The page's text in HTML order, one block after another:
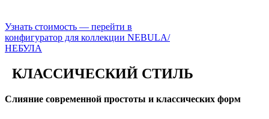
Узнать стоимость — перейти в
конфигуратор для коллекции NEBULA/
НЕБУЛА
КЛАССИЧЕСКИЙ СТИЛЬ
Слияние современной простоты и классических форм